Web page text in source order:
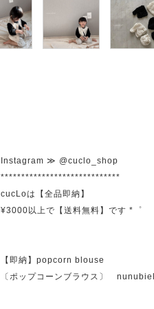
Instagram ≫ @cuclo_shop
*****************************
cucLoは【全品即納】
¥3000以上で【送料無料】です *゜
【即納】popcorn blouse
〔ポップコーンブラウス〕